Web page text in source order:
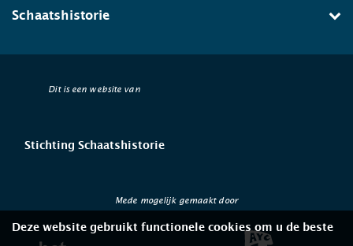
Schaatshistorie
Dit is een website van
Stichting Schaatshistorie
Mede mogelijk gemaakt door
Deze website gebruikt functionele cookies om u de beste